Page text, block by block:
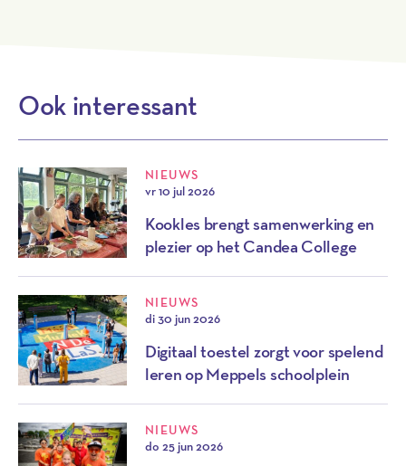
Ook interessant
NIEUWS
vr 10 jul 2026
Kookles brengt samenwerking en
plezier op het Candea College
NIEUWS
di 30 jun 2026
Digitaal toestel zorgt voor spelend
leren op Meppels schoolplein
NIEUWS
do 25 jun 2026